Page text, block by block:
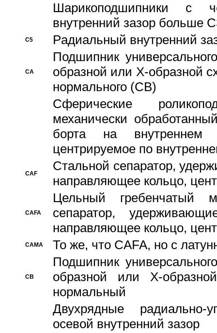
Шарикоподшипники с
внутренний зазор больше
C5 Pадиальный внутренний
CA
Подшипник
образной или Х-образной
нормального (CB)
Сферические
механически
борта на внутреннем
центрируемое по
CAF
Стальной сепаратор,
направляющее кольцо,
CAFA
Цельный гребенчатый
сепаратор,
направляющее кольцо,
CAMA То же, что CAFA, но с
CB
Подшипник
образной или Х-
нормальный
Двухрядные радиально-
осевой внутренний зазор